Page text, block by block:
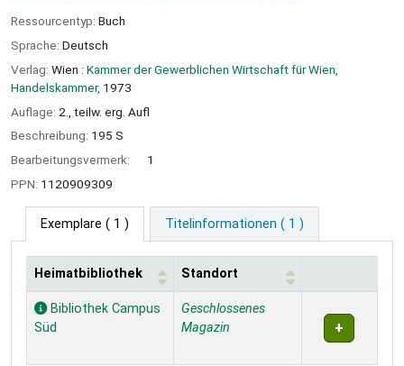
Ressourcentyp: Buch
Sprache: Deutsch
Verlag: Wien : Kammer der Gewerblichen Wirtschaft für Wien,
Handelskammer, 1973
Auflage: 2., teilw. erg. Aufl
Beschreibung: 195 S
Bearbeitungsvermerk:
1
PPN: 1120909309
Exemplare ( 1 ) Titelinformationen ( 1 )
Exemplare
Heimatbibliothek Standort
Bibliothek Campus
Süd
Geschlossenes
Magazin